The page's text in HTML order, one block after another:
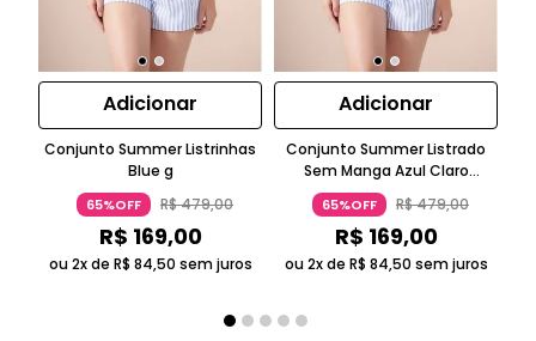
Adicionar
Conjunto Summer Listrinhas
Blue g
65%OFF R$479,00
R$ 169,00
ou 2x de R$ 84,50 sem juros
Adicionar
Conjunto Summer Listrado
Sem Manga Azul Claro
Suntime
65%OFF R$479,00
R$ 169,00
ou 2x de R$ 84,50 sem juros